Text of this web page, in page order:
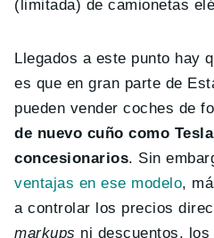
(limitada) de camionetas
Llegados a este punto hay
es que en gran parte de
pueden vender coches de
de nuevo cuño como
concesionarios. Sin
ventajas en ese modelo,
a controlar los precios
markups ni descuentos,